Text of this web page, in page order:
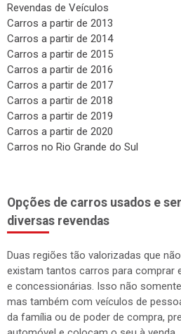
Revendas de Veículos
Carros a partir de 2013
Carros a partir de 2014
Carros a partir de 2015
Carros a partir de 2016
Carros a partir de 2017
Carros a partir de 2018
Carros a partir de 2019
Carros a partir de 2020
Carros no Rio Grande do Sul
Opções de carros usados e
diversas revendas
Duas regiões tão valorizadas que
existam tantos carros para comprar
e concessionárias. Isso não
mas também com veículos de
da família ou de poder de compra,